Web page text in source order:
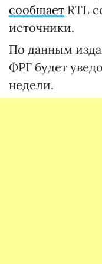
сообщает RTL
источники.
По данным
ФРГ будет
недели.